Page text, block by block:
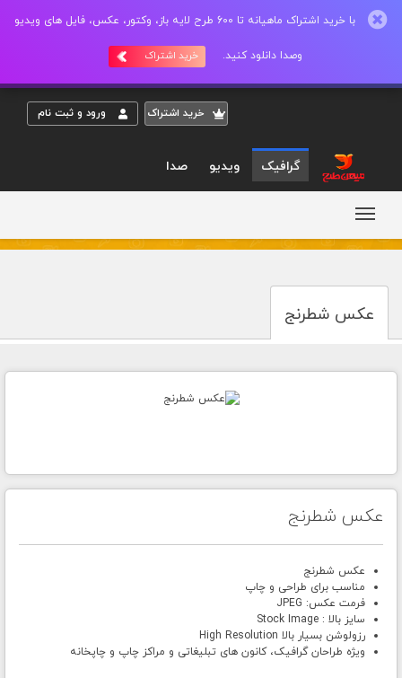
با خرید اشتراک ماهیانه تا 600 طرح لایه باز، وکتور، عکس، فایل های ویدیو
وصدا دانلود کنید. خرید اشتراک
خريد اشتراک ورود و ثبت نام
گرافیک ویدیو صدا
عکس شطرنج
عکس شطرنج
عکس شطرنج
مناسب برای طراحی و چاپ
فرمت عکس: JPEG
سایز بالا : Stock Image
رزولوشن بسیار بالا High Resolution
ویژه طراحان گرافیک، کانون های تبلیغاتی و مراکز چاپ و چاپخانه